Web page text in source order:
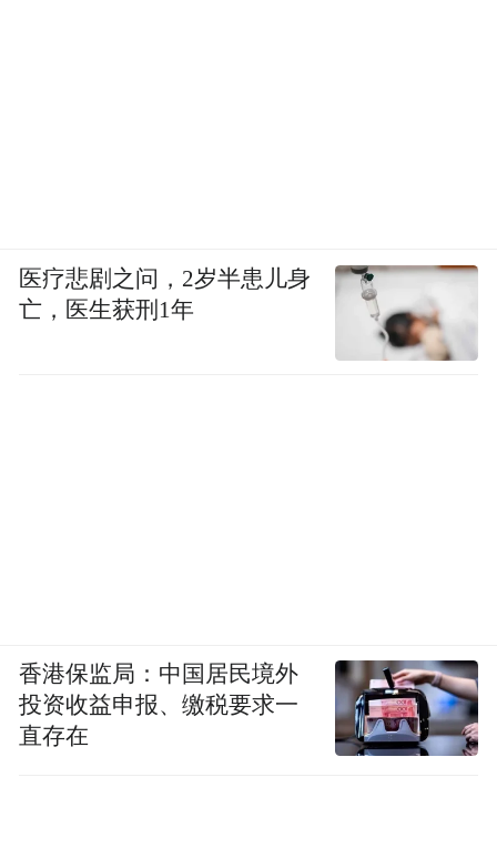
医疗悲剧之问，2岁半患儿身
亡，医生获刑1年
香港保监局：中国居民境外
投资收益申报、缴税要求一
直存在